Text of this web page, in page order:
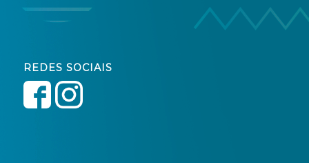
REDES SOCIAIS